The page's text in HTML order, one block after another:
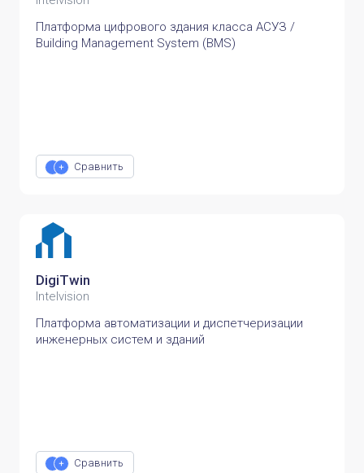
Платформа цифрового здания класса АСУЗ /
Building Management System (BMS)
Сравнить
DigiTwin
Intelvision
Платформа автоматизации и диспетчеризации
инженерных систем и зданий
Сравнить